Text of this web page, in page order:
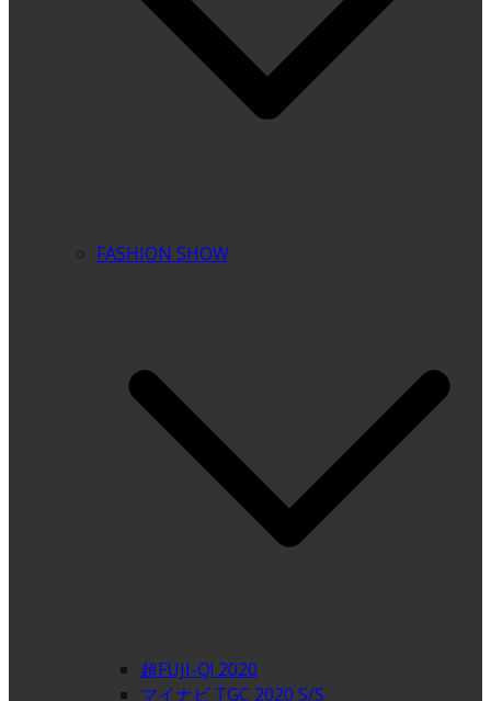
FASHION SHOW
超FUJI-Q! 2020
マイナビ TGC 2020 S/S